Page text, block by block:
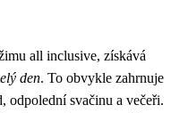
all inclusive, získává
den. To obvykle zahrnuje
odpolední svačinu a večeři.